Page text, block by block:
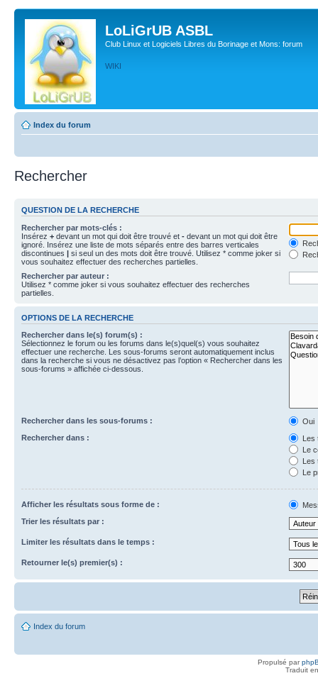
LoLiGrUB ASBL
Club Linux et Logiciels Libres du Borinage et Mons: forum
WIKI
Index du forum
Rechercher
QUESTION DE LA RECHERCHE
Rechercher par mots-clés :
Insérez + devant un mot qui doit être trouvé et - devant un mot qui doit être
ignoré. Insérez une liste de mots séparés entre des barres verticales
discontinues | si seul un des mots doit être trouvé. Utilisez * comme joker si
vous souhaitez effectuer des recherches partielles.
Rechercher par auteur :
Utilisez * comme joker si vous souhaitez effectuer des recherches
partielles.
OPTIONS DE LA RECHERCHE
Rechercher dans le(s) forum(s) :
Sélectionnez le forum ou les forums dans le(s)quel(s) vous souhaitez
effectuer une recherche. Les sous-forums seront automatiquement inclus
dans la recherche si vous ne désactivez pas l’option « Rechercher dans les
sous-forums » affichée ci-dessous.
Rechercher dans les sous-forums :
Oui
Rechercher dans :
Les
Le
Les
Le
Afficher les résultats sous forme de :
Trier les résultats par :
Limiter les résultats dans le temps :
Retourner le(s) premier(s) :
Index du forum
Propulsé par
Traduit